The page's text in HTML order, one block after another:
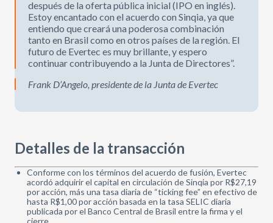
después de la oferta pública inicial (IPO en inglés).
Estoy encantado con el acuerdo con Sinqia, ya que
entiendo que creará una poderosa combinación
tanto en Brasil como en otros países de la región. El
futuro de Evertec es muy brillante, y espero
continuar contribuyendo a la Junta de Directores”.
Frank D’Angelo, presidente de la Junta de Evertec
Detalles de la transacción
Conforme con los términos del acuerdo de fusión, Evertec
acordó adquirir el capital en circulación de Sinqia por R$27,19
por acción, más una tasa diaria de “ticking fee” en efectivo de
hasta R$1,00 por acción basada en la tasa SELIC diaria
publicada por el Banco Central de Brasil entre la firma y el
cierre.